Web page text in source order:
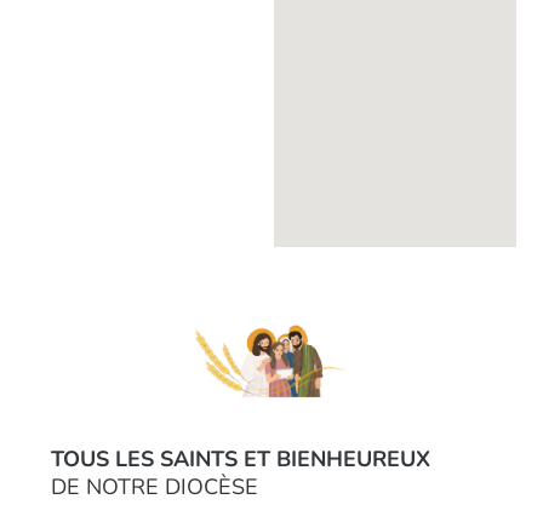
TOUS LES SAINTS ET BIENHEUREUX
DE NOTRE DIOCÈSE